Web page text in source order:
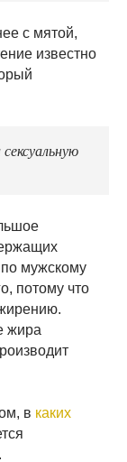
с мятой,
известно
мужскому
потому что
жира
в каких